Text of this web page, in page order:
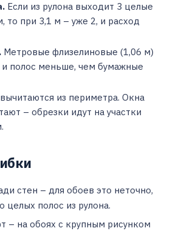
Если из рулона выходит 3 целые
то при 3,1 м – уже 2, и расход
Метровые флизелиновые (1,06 м)
и полос меньше, чем бумажные
из периметра. Окна
– обрезки идут на участки
стен – для обоев это неточно,
целых полос из рулона.
– на обоях с крупным рисунком